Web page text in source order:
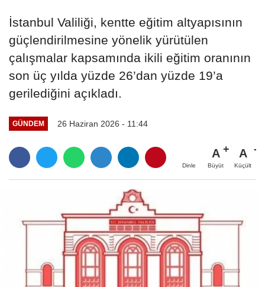
İstanbul Valiliği, kentte eğitim altyapısının
güçlendirilmesine yönelik yürütülen
çalışmalar kapsamında ikili eğitim oranının
son üç yılda yüzde 26’dan yüzde 19’a
gerilediğini açıkladı.
GÜNDEM 26 Haziran 2026 - 11:44
Dinle
A
Büyüt
A
Küçült